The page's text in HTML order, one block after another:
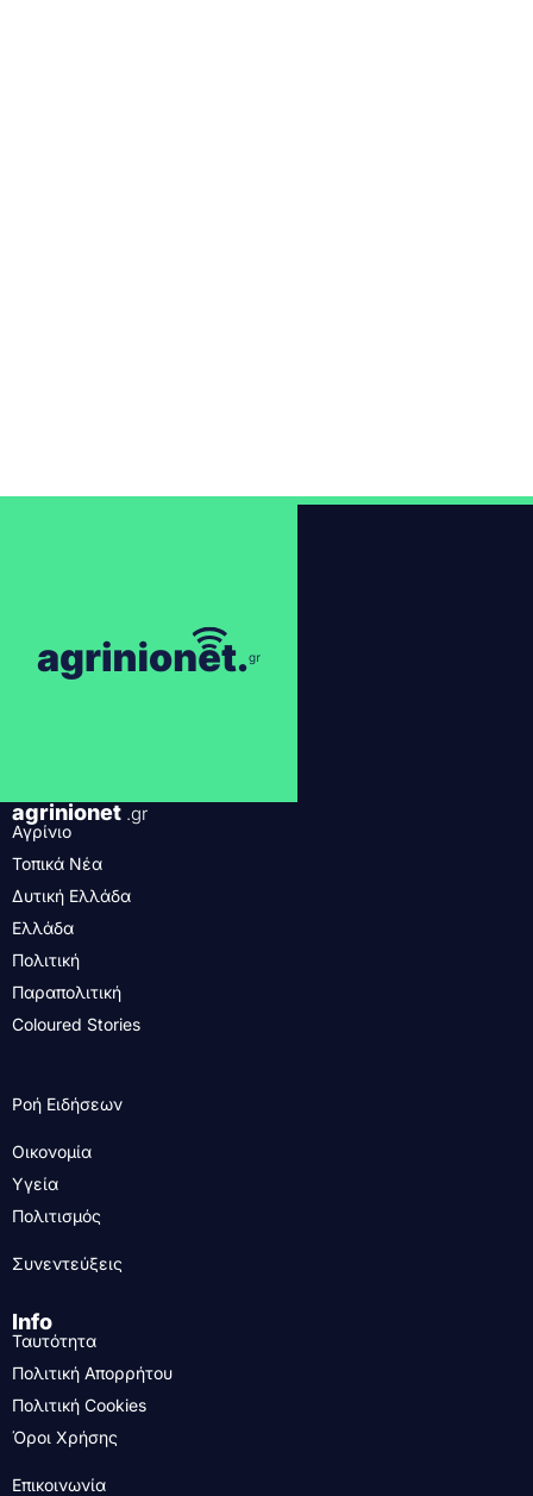
agrinionet .gr
Αγρίνιο
Τοπικά Νέα
Δυτική Ελλάδα
Ελλάδα
Πολιτική
Παραπολιτική
Coloured Stories
Ροή Ειδήσεων
Οικονομία
Υγεία
Πολιτισμός
Συνεντεύξεις
Info
Ταυτότητα
Πολιτική Απορρήτου
Πολιτική Cookies
Όροι Χρήσης
Επικοινωνία